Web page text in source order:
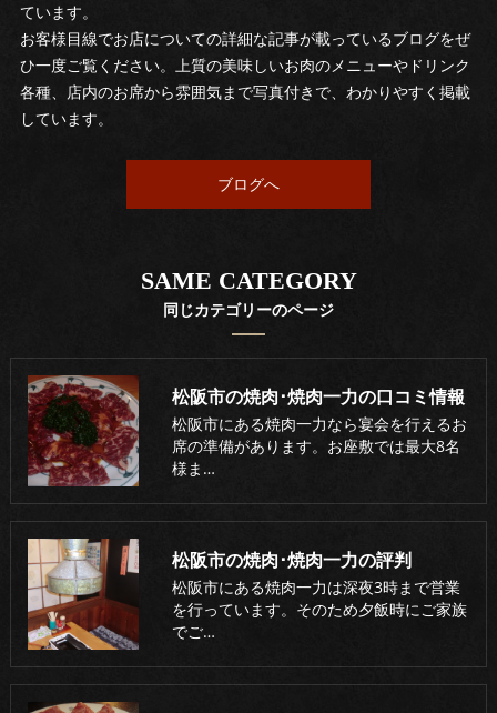
ています。
お客様目線でお店についての詳細な記事が載っているブログをぜ
ひ一度ご覧ください。上質の美味しいお肉のメニューやドリンク
各種、店内のお席から雰囲気まで写真付きで、わかりやすく掲載
しています。
ブログへ
同じカテゴリーのページ
SAME CATEGORY
松阪市の焼肉･焼肉一力の口コミ情報
松阪市にある焼肉一力なら宴会を行えるお
席の準備があります。お座敷では最大8名
様ま…
松阪市の焼肉･焼肉一力の評判
松阪市にある焼肉一力は深夜3時まで営業
を行っています。そのため夕飯時にご家族
でご…